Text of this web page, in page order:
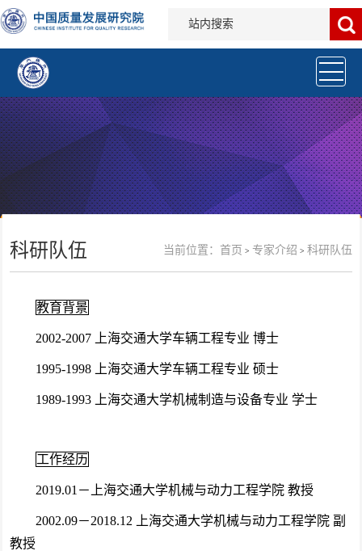
科研队伍 当前位置：首页 > 专家介绍 >科研队伍
教育背景
2002-2007 上海交通大学车辆工程专业 博士
1995-1998 上海交通大学车辆工程专业 硕士
1989-1993 上海交通大学机械制造与设备专业 学士
工作经历
2019.01－上海交通大学机械与动力工程学院 教授
2002.09－2018.12 上海交通大学机械与动力工程学院 副
教授